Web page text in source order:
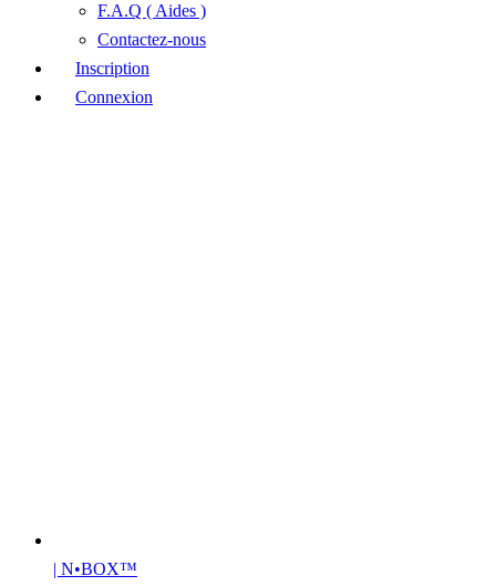
F.A.Q ( Aides )
Contactez-nous
Inscription
Connexion
| N•BOX™